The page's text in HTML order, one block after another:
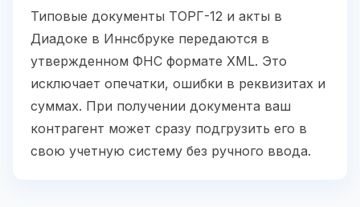
Типовые документы ТОРГ-12 и акты в
Диадоке в Иннсбруке передаются в
утвержденном ФНС формате XML. Это
исключает опечатки, ошибки в реквизитах и
суммах. При получении документа ваш
контрагент может сразу подгрузить его в
свою учетную систему без ручного ввода.